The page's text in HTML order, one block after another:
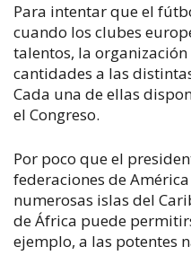
Para intentar que el
cuando los clubes
talentos, la
cantidades a las
Cada una de ellas
el Congreso.
Por poco que el
federaciones de
numerosas islas del
de África puede
ejemplo, a las potentes